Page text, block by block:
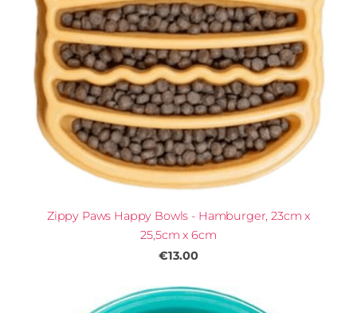
Zippy Paws Happy Bowls - Hamburger, 23cm x
25,5cm x 6cm
€13.00